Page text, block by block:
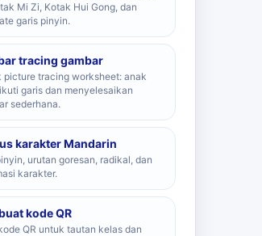
Mi Zi, Kotak Hui Gong, dan
garis pinyin.
tracing gambar
picture tracing worksheet: anak
garis dan menyelesaikan
sederhana.
karakter Mandarin
urutan goresan, radikal, dan
karakter.
kode QR
QR untuk tautan kelas dan